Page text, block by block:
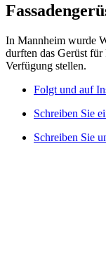
In Mannheim wurde
durften das Gerüst für
Verfügung stellen.
Folgt und auf
Schreiben Sie
Schreiben Sie